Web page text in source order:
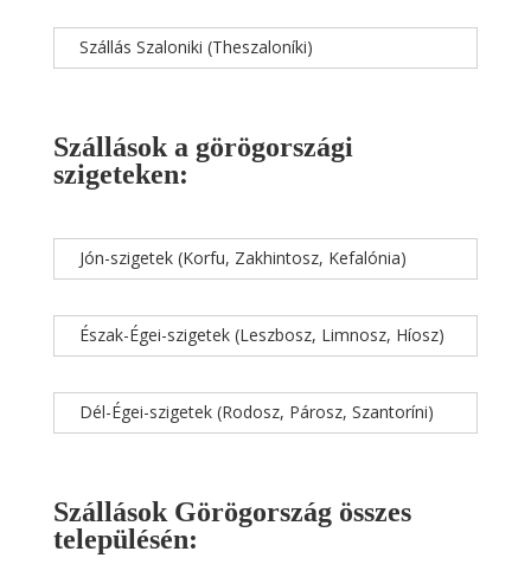
Szállás Szaloniki (Theszaloníki)
Szállások a görögországi
szigeteken:
Jón-szigetek (Korfu, Zakhintosz, Kefalónia)
Észak-Égei-szigetek (Leszbosz, Limnosz, Híosz)
Dél-Égei-szigetek (Rodosz, Párosz, Szantoríni)
Szállások Görögország összes
településén: